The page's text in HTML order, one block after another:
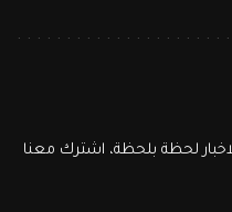
لحظة بلحظة، اشترك معنا